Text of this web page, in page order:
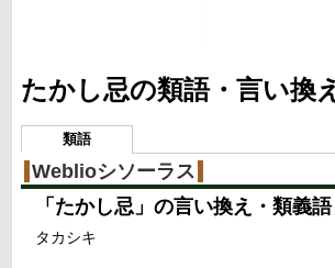
たかし忌の類語・言い換
類語
Weblioシソーラス
「 たかし忌 」の言い換え・類義語
タカシキ